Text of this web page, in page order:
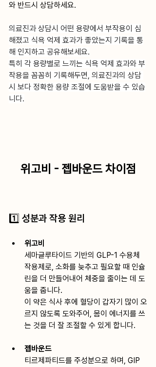
와 반드시 상담하세요.
의료진과 상담시 어떤 용량에서 부작용이 심
해졌고 식욕 억제 효과가 좋았는지 기록을 통
해 인지하고 공유해보세요.
특히 각 용량별로 느끼는 식욕 억제 효과와 부
작용을 꼼꼼히 기록해두면, 의료진과의 상담
시 보다 정확한 용량 조절에 도움받을 수 있습
니다.
위고비 - 젭바운드 차이점
1️⃣ 성분과 작용 원리
위고비
세마글루타이드 기반의 GLP-1 수용체
작용제로, 소화를 늦추고 필요할 때 인슐
린을 더 만들어내어 체중을 줄이는 데 도
움을 줍니다.
이 약은 식사 후에 혈당이 갑자기 많이 오
르지 않도록 도와주어, 몸이 에너지를 쓰
는 것을 더 잘 조절할 수 있게 합니다.
젭바운드
티르제파티드를 주성분으로 하며, GIP